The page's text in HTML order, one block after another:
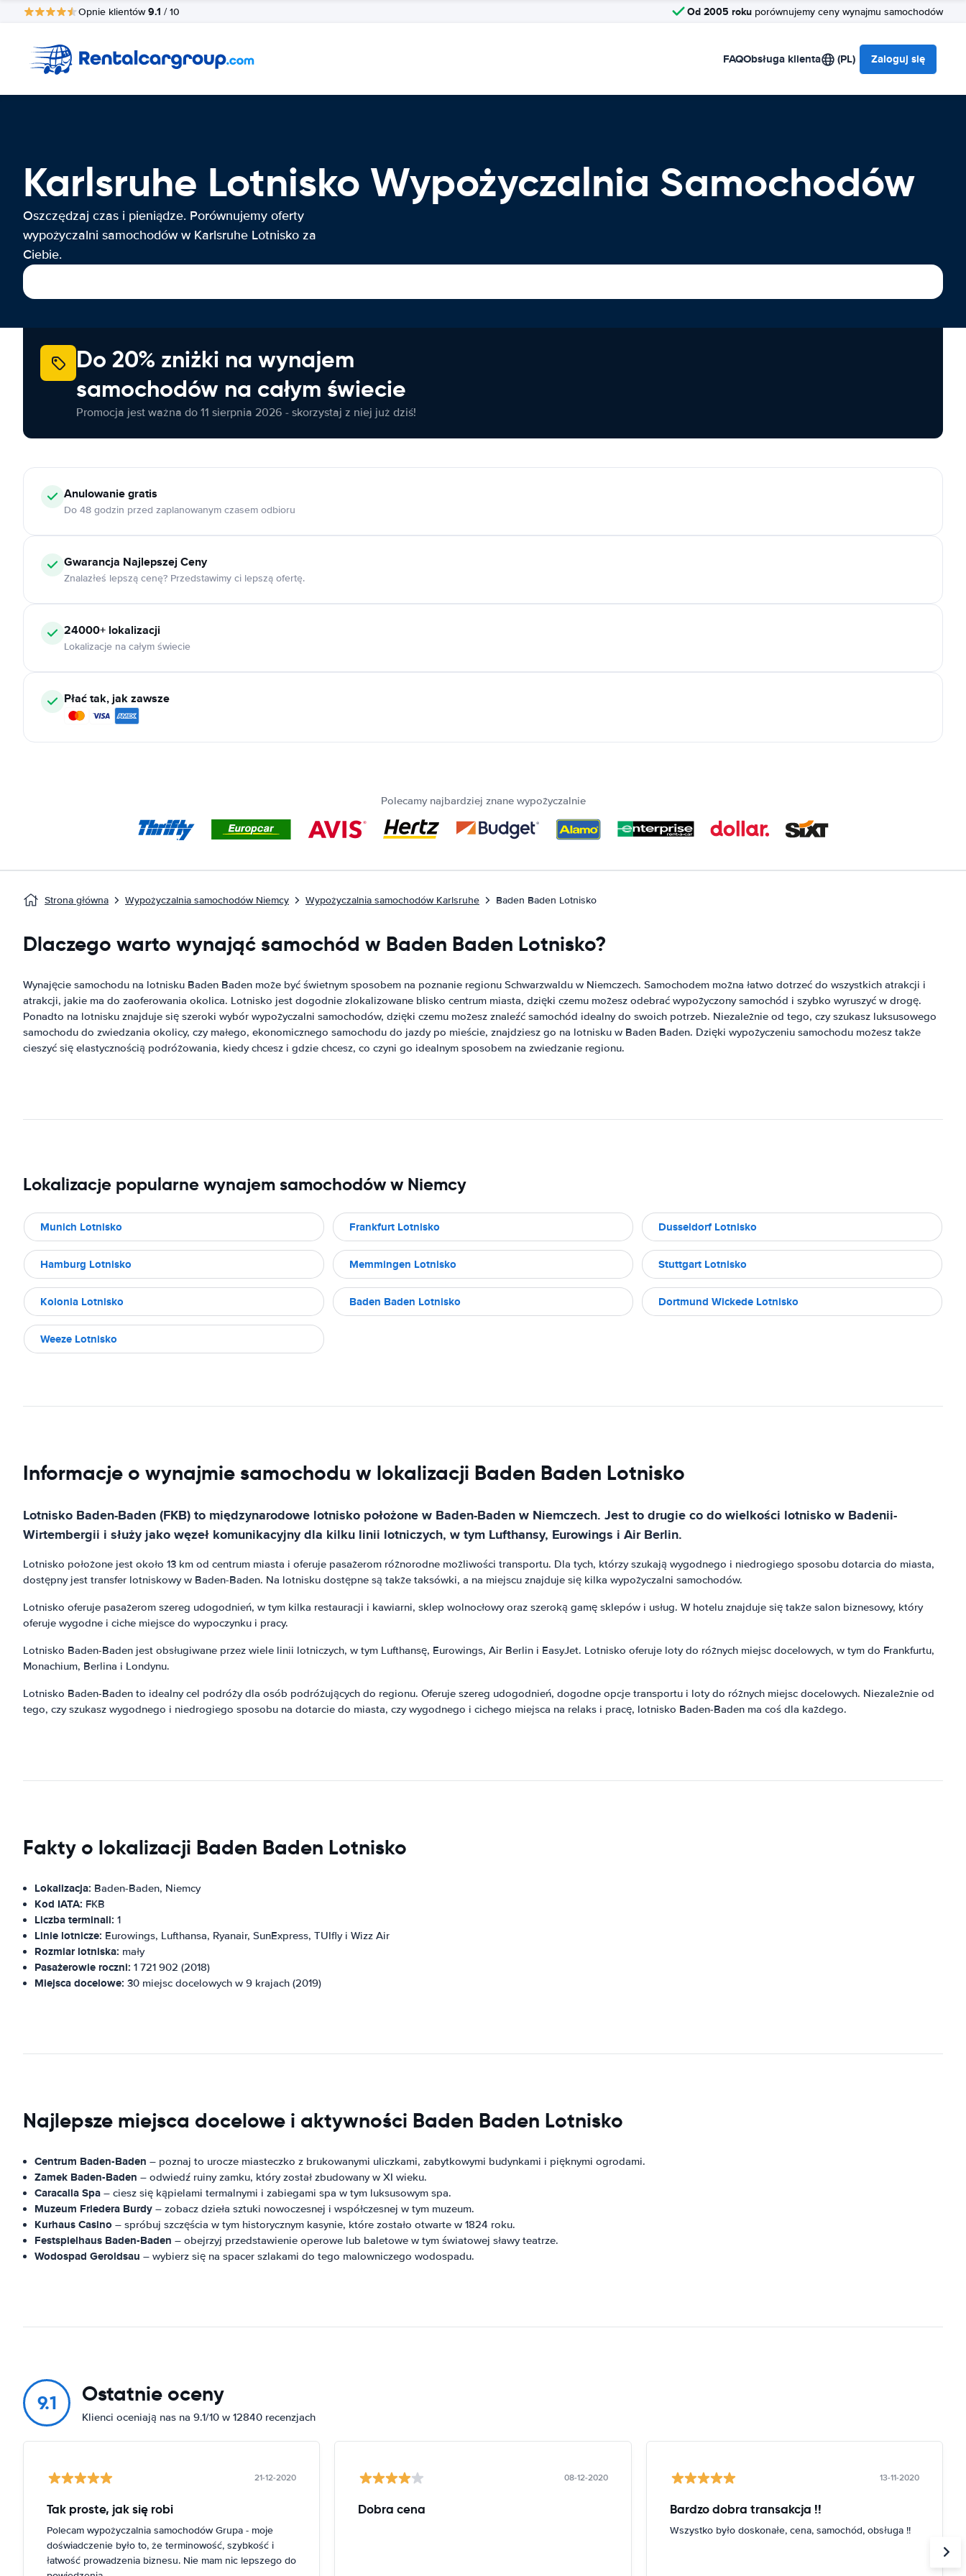
Opnie klientów9.1 / 10 Od 2005 roku porównujemy ceny wynajmu samochodów
FAQObsługa klienta (PL) Zaloguj się
Karlsruhe Lotnisko Wypożyczalnia Samochodów
Oszczędzaj czas i pieniądze. Porównujemy oferty
wypożyczalni samochodów w Karlsruhe Lotnisko za
Ciebie.
Do 20% zniżki na wynajem
samochodów na całym świecie
Promocja jest ważna do 11 sierpnia 2026 - skorzystaj z niej już dziś!
Anulowaniegratis
Do 48 godzin przed zaplanowanym czasem odbioru
Gwarancja Najlepszej Ceny
Znalazłeś lepszą cenę? Przedstawimy ci lepszą ofertę.
24000+ lokalizacji
Lokalizacje na całym świecie
Płać tak, jak zawsze
Polecamy najbardziej znane wypożyczalnie
Strona główna Wypożyczalnia samochodów Niemcy Wypożyczalnia samochodów Karlsruhe Baden Baden Lotnisko
Dlaczego warto wynająć samochód w Baden Baden Lotnisko?
Wynajęcie samochodu na lotnisku Baden Baden może być świetnym sposobem na poznanie regionu Schwarzwaldu w Niemczech. Samochodem można łatwo dotrzeć do wszystkich atrakcji i
atrakcji, jakie ma do zaoferowania okolica. Lotnisko jest dogodnie zlokalizowane blisko centrum miasta, dzięki czemu możesz odebrać wypożyczony samochód i szybko wyruszyć w drogę.
Ponadto na lotnisku znajduje się szeroki wybór wypożyczalni samochodów, dzięki czemu możesz znaleźć samochód idealny do swoich potrzeb. Niezależnie od tego, czy szukasz luksusowego
samochodu do zwiedzania okolicy, czy małego, ekonomicznego samochodu do jazdy po mieście, znajdziesz go na lotnisku w Baden Baden. Dzięki wypożyczeniu samochodu możesz także
cieszyć się elastycznością podróżowania, kiedy chcesz i gdzie chcesz, co czyni go idealnym sposobem na zwiedzanie regionu.
Lokalizacje popularne wynajem samochodów w Niemcy
Munich Lotnisko Frankfurt Lotnisko Dusseldorf Lotnisko
Hamburg Lotnisko Memmingen Lotnisko Stuttgart Lotnisko
Kolonia Lotnisko Baden Baden Lotnisko Dortmund Wickede Lotnisko
Weeze Lotnisko
Informacje o wynajmie samochodu w lokalizacji Baden Baden Lotnisko
Lotnisko Baden-Baden (FKB) to międzynarodowe lotnisko położone w Baden-Baden w Niemczech. Jest to drugie co do wielkości lotnisko w Badenii-
Wirtembergii i służy jako węzeł komunikacyjny dla kilku linii lotniczych, w tym Lufthansy, Eurowings i Air Berlin.
Lotnisko położone jest około 13 km od centrum miasta i oferuje pasażerom różnorodne możliwości transportu. Dla tych, którzy szukają wygodnego i niedrogiego sposobu dotarcia do miasta,
dostępny jest transfer lotniskowy w Baden-Baden. Na lotnisku dostępne są także taksówki, a na miejscu znajduje się kilka wypożyczalni samochodów.
Lotnisko oferuje pasażerom szereg udogodnień, w tym kilka restauracji i kawiarni, sklep wolnocłowy oraz szeroką gamę sklepów i usług. W hotelu znajduje się także salon biznesowy, który
oferuje wygodne i ciche miejsce do wypoczynku i pracy.
Lotnisko Baden-Baden jest obsługiwane przez wiele linii lotniczych, w tym Lufthansę, Eurowings, Air Berlin i EasyJet. Lotnisko oferuje loty do różnych miejsc docelowych, w tym do Frankfurtu,
Monachium, Berlina i Londynu.
Lotnisko Baden-Baden to idealny cel podróży dla osób podróżujących do regionu. Oferuje szereg udogodnień, dogodne opcje transportu i loty do różnych miejsc docelowych. Niezależnie od
tego, czy szukasz wygodnego i niedrogiego sposobu na dotarcie do miasta, czy wygodnego i cichego miejsca na relaks i pracę, lotnisko Baden-Baden ma coś dla każdego.
Fakty o lokalizacji Baden Baden Lotnisko
Lokalizacja: Baden-Baden, Niemcy
Kod IATA: FKB
Liczba terminali: 1
Linie lotnicze: Eurowings, Lufthansa, Ryanair, SunExpress, TUIfly i Wizz Air
Rozmiar lotniska: mały
Pasażerowie roczni: 1 721 902 (2018)
Miejsca docelowe: 30 miejsc docelowych w 9 krajach (2019)
Najlepsze miejsca docelowe i aktywności Baden Baden Lotnisko
Centrum Baden-Baden – poznaj to urocze miasteczko z brukowanymi uliczkami, zabytkowymi budynkami i pięknymi ogrodami.
Zamek Baden-Baden – odwiedź ruiny zamku, który został zbudowany w XI wieku.
Caracalla Spa – ciesz się kąpielami termalnymi i zabiegami spa w tym luksusowym spa.
Muzeum Friedera Burdy – zobacz dzieła sztuki nowoczesnej i współczesnej w tym muzeum.
Kurhaus Casino – spróbuj szczęścia w tym historycznym kasynie, które zostało otwarte w 1824 roku.
Festspielhaus Baden-Baden – obejrzyj przedstawienie operowe lub baletowe w tym światowej sławy teatrze.
Wodospad Geroldsau – wybierz się na spacer szlakami do tego malowniczego wodospadu.
9.1 Ostatnie oceny
Klienci oceniają nas na 9.1/10 w 12840 recenzjach
21-12-2020
Tak proste, jak się robi
Polecam wypożyczalnia samochodów Grupa - moje
doświadczenie było to, że terminowość, szybkość i
łatwość prowadzenia biznesu. Nie mam nic lepszego do
08-12-2020
Dobra cena
13-11-2020
Bardzo dobra transakcja !!
Wszystko było doskonałe, cena, samochód, obsługa !!